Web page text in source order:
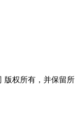
版权所有，并保留所